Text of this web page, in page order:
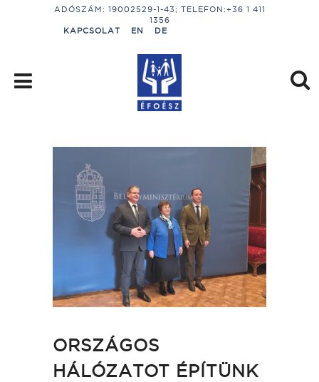
ADÓSZÁM: 19002529-1-43; TELEFON:+36 1 411
1356
KAPCSOLAT
EN DE
ORSZÁGOS
HÁLÓZATOT ÉPÍTÜNK